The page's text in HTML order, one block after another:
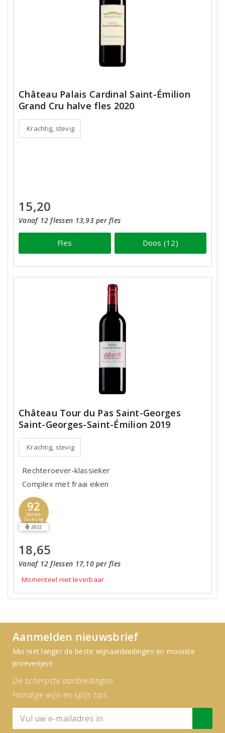
Château Palais Cardinal Saint-Émilion
Grand Cru halve fles 2020
Krachtig, stevig
15,20
Vanaf 12 flessen 13,93 per fles
Fles Doos (12)
Château Tour du Pas Saint-Georges
Saint-Georges-Saint-Émilion 2019
Krachtig, stevig
Rechteroever-klassieker
Complex met fraai eiken
92
James
Suckling
2022
18,65
Vanaf 12 flessen 17,10 per fles
Momenteel niet leverbaar
Aanmelden nieuwsbrief
Mis niet langer de beste wijnaanbiedingen en mooiste
proeverijen!
De scherpste aanbiedingen
Handige wijn en spijs tips